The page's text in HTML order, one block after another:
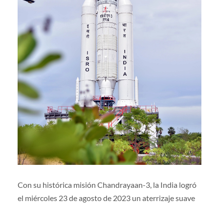
Con su histórica misión Chandrayaan-3, la India logró
el miércoles 23 de agosto de 2023 un aterrizaje suave